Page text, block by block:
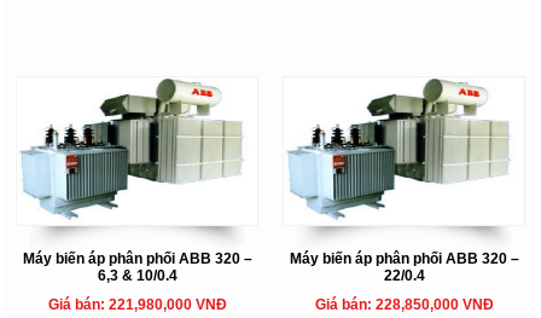
Máy biến áp phân phối ABB 320 –
6,3 & 10/0.4
Giá bán: 221,980,000 VNĐ
Máy biến áp phân phối ABB 320 –
22/0.4
Giá bán: 228,850,000 VNĐ